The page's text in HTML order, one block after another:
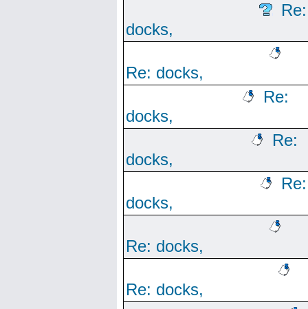
Re:
docks,
Re: docks,
Re:
docks,
Re:
docks,
Re:
docks,
Re: docks,
Re: docks,